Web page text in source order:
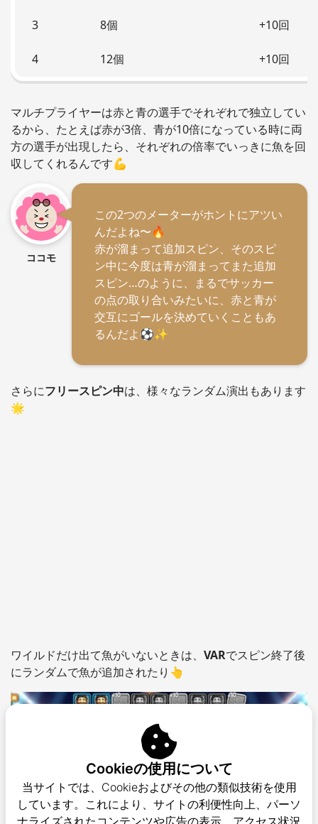
3 8個 +10回
4 12個 +10回
マルチプライヤーは赤と青の選手でそれぞれで独立してい
るから、たとえば赤が3倍、青が10倍になっている時に両
方の選手が出現したら、それぞれの倍率でいっきに魚を回
収してくれるんです💪
ココモ
この2つのメーターがホントにアツい
んだよね〜🔥
赤が溜まって追加スピン、そのスピ
ン中に今度は青が溜まってまた追加
スピン…のように、まるでサッカー
の点の取り合いみたいに、赤と青が
交互にゴールを決めていくこともあ
るんだよ⚽✨
さらにフリースピン中は、様々なランダム演出もあります
🌟
ワイルドだけ出て魚がいないときは、 VARでスピン終了後
にランダムで魚が追加されたり👆
Cookieの使用について
当サイトでは、Cookieおよびその他の類似技術を使用
しています。これにより、サイトの利便性向上、パーソ
ナライズされたコンテンツや広告の表示、アクセス状況